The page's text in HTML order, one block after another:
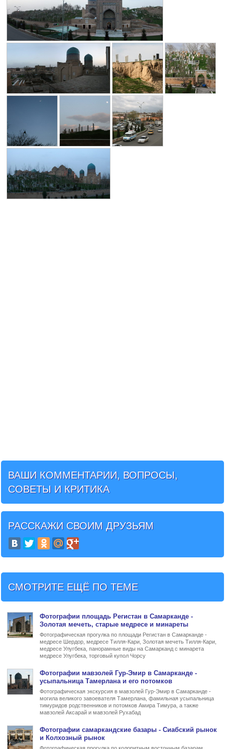
ВАШИ КОММЕНТАРИИ, ВОПРОСЫ,
СОВЕТЫ И КРИТИКА
РАССКАЖИ СВОИМ ДРУЗЬЯМ
СМОТРИТЕ ЕЩЁ ПО ТЕМЕ
Фотографии площадь Регистан в Самарканде-
Золотая мечеть, старые медресе и минареты
Фотографическая прогулка по площади Регистан в Самарканде -
медресе Шердор, медресе Тилля-Кари, Золотая мечеть Тилля-Кари,
медресе Улугбека, панорамные виды на Самарканд с минарета
медресе Улугбека, торговый купол Чорсу
Фотографии мавзолей Гур-Эмир в Самарканде-
усыпальница Тамерлана и его потомков
Фотографическая экскурсия в мавзолей Гур-Эмир в Самарканде -
могила великого завоевателя Тамерлана, фамильная усыпальница
тимуридов родственников и потомков Амира Тимура, а также
мавзолей Аксарай и мавзолей Рухабад
Фотографии самаркандские базары - Сиабский рынок
и Колхозный рынок
Фотографическая прогулка по колоритным восточным базарам